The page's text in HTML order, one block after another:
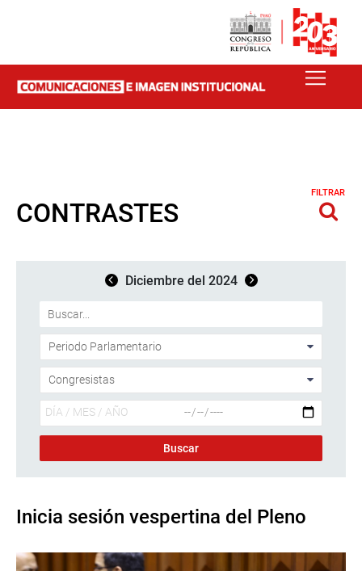
CONTRASTES
FILTRAR
Diciembre del 2024
Inicia sesión vespertina del Pleno